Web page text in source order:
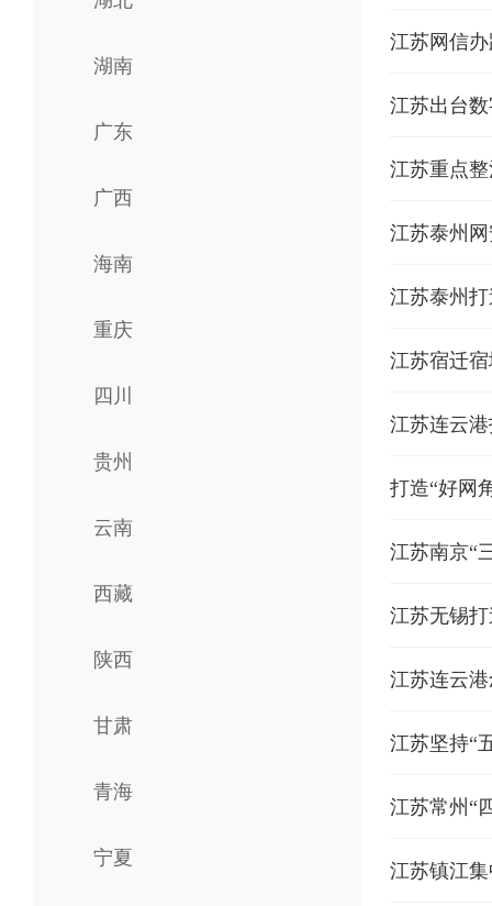
湖南
广东
广西
海南
重庆
四川
贵州
云南
西藏
陕西
甘肃
青海
宁夏
江苏网信
江苏出台
江苏重点
江苏泰州
江苏泰州
江苏宿迁
江苏连云
打造“好网
江苏南京“
江苏无锡
江苏连云
江苏坚持“
江苏常州“
江苏镇江